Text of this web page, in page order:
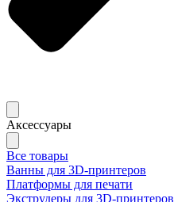
Аксессуары
Все товары
Ванны для 3D-принтеров
Платформы для печати
Экструдеры для 3D-принтеров